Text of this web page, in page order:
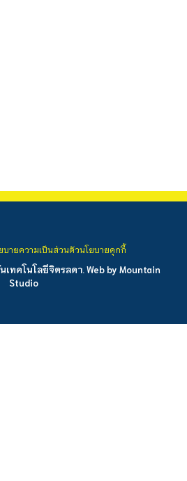
ทคโนโลยีจิตรลดา. Web by Mountain
Studio
บายความเป็นส่วนตัวนโยบายคุกกี้